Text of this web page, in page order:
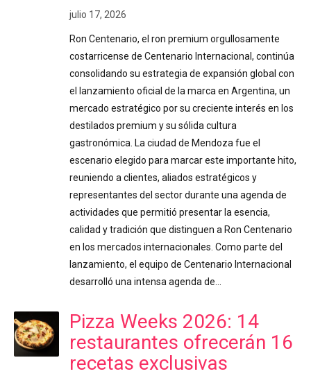
julio 17, 2026
Ron Centenario, el ron premium orgullosamente
costarricense de Centenario Internacional, continúa
consolidando su estrategia de expansión global con
el lanzamiento oficial de la marca en Argentina, un
mercado estratégico por su creciente interés en los
destilados premium y su sólida cultura
gastronómica. La ciudad de Mendoza fue el
escenario elegido para marcar este importante hito,
reuniendo a clientes, aliados estratégicos y
representantes del sector durante una agenda de
actividades que permitió presentar la esencia,
calidad y tradición que distinguen a Ron Centenario
en los mercados internacionales. Como parte del
lanzamiento, el equipo de Centenario Internacional
desarrolló una intensa agenda de…
Pizza Weeks 2026: 14
restaurantes ofrecerán 16
recetas exclusivas